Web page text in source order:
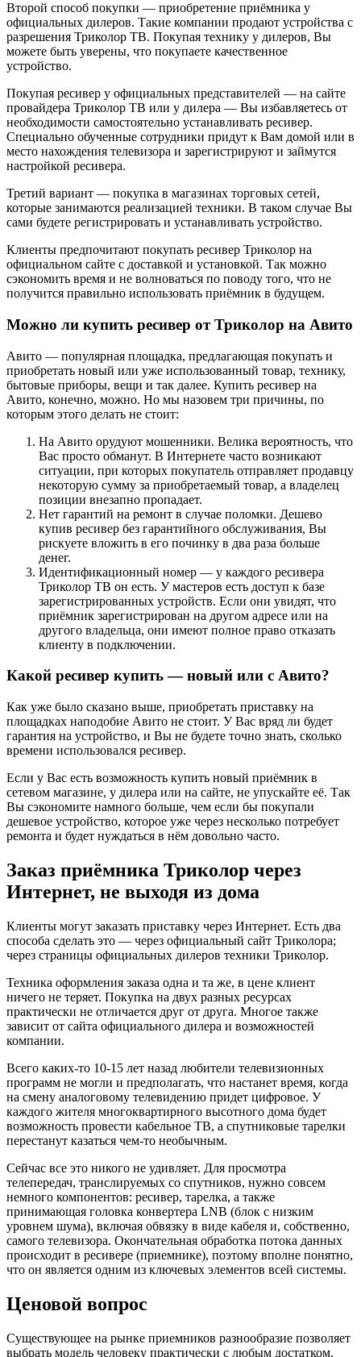
Второй способ покупки — приобретение приёмника у
официальных дилеров. Такие компании продают устройства с
разрешения Триколор ТВ. Покупая технику у дилеров, Вы
можете быть уверены, что покупаете качественное
устройство.
Покупая ресивер у официальных представителей — на сайте
провайдера Триколор ТВ или у дилера — Вы избавляетесь от
необходимости самостоятельно устанавливать ресивер.
Специально обученные сотрудники придут к Вам домой или в
место нахождения телевизора и зарегистрируют и займутся
настройкой ресивера.
Третий вариант — покупка в магазинах торговых сетей,
которые занимаются реализацией техники. В таком случае Вы
сами будете регистрировать и устанавливать устройство.
Клиенты предпочитают покупать ресивер Триколор на
официальном сайте с доставкой и установкой. Так можно
сэкономить время и не волноваться по поводу того, что не
получится правильно использовать приёмник в будущем.
Можно ли купить ресивер от Триколор на Авито
Авито — популярная площадка, предлагающая покупать и
приобретать новый или уже использованный товар, технику,
бытовые приборы, вещи и так далее. Купить ресивер на
Авито, конечно, можно. Но мы назовем три причины, по
которым этого делать не стоит:
На Авито орудуют мошенники. Велика вероятность, что
Вас просто обманут. В Интернете часто возникают
ситуации, при которых покупатель отправляет продавцу
некоторую сумму за приобретаемый товар, а владелец
позиции внезапно пропадает.
Нет гарантий на ремонт в случае поломки. Дешево
купив ресивер без гарантийного обслуживания, Вы
рискуете вложить в его починку в два раза больше
денег.
Идентификационный номер — у каждого ресивера
Триколор ТВ он есть. У мастеров есть доступ к базе
зарегистрированных устройств. Если они увидят, что
приёмник зарегистрирован на другом адресе или на
другого владельца, они имеют полное право отказать
клиенту в подключении.
Какой ресивер купить — новый или с Авито?
Как уже было сказано выше, приобретать приставку на
площадках наподобие Авито не стоит. У Вас вряд ли будет
гарантия на устройство, и Вы не будете точно знать, сколько
времени использовался ресивер.
Если у Вас есть возможность купить новый приёмник в
сетевом магазине, у дилера или на сайте, не упускайте её. Так
Вы сэкономите намного больше, чем если бы покупали
дешевое устройство, которое уже через несколько потребует
ремонта и будет нуждаться в нём довольно часто.
Заказ приёмника Триколор через
Интернет, не выходя из дома
Клиенты могут заказать приставку через Интернет. Есть два
способа сделать это — через официальный сайт Триколора;
через страницы официальных дилеров техники Триколор.
Техника оформления заказа одна и та же, в цене клиент
ничего не теряет. Покупка на двух разных ресурсах
практически не отличается друг от друга. Многое также
зависит от сайта официального дилера и возможностей
компании.
Всего каких-то 10-15 лет назад любители телевизионных
программ не могли и предполагать, что настанет время, когда
на смену аналоговому телевидению придет цифровое. У
каждого жителя многоквартирного высотного дома будет
возможность провести кабельное ТВ, а спутниковые тарелки
перестанут казаться чем-то необычным.
Сейчас все это никого не удивляет. Для просмотра
телепередач, транслируемых со спутников, нужно совсем
немного компонентов: ресивер, тарелка, а также
принимающая головка конвертера LNB (блок с низким
уровнем шума), включая обвязку в виде кабеля и, собственно,
самого телевизора. Окончательная обработка потока данных
происходит в ресивере (приемнике), поэтому вполне понятно,
что он является одним из ключевых элементов всей системы.
Ценовой вопрос
Существующее на рынке приемников разнообразие позволяет
выбрать модель человеку практически с любым достатком.